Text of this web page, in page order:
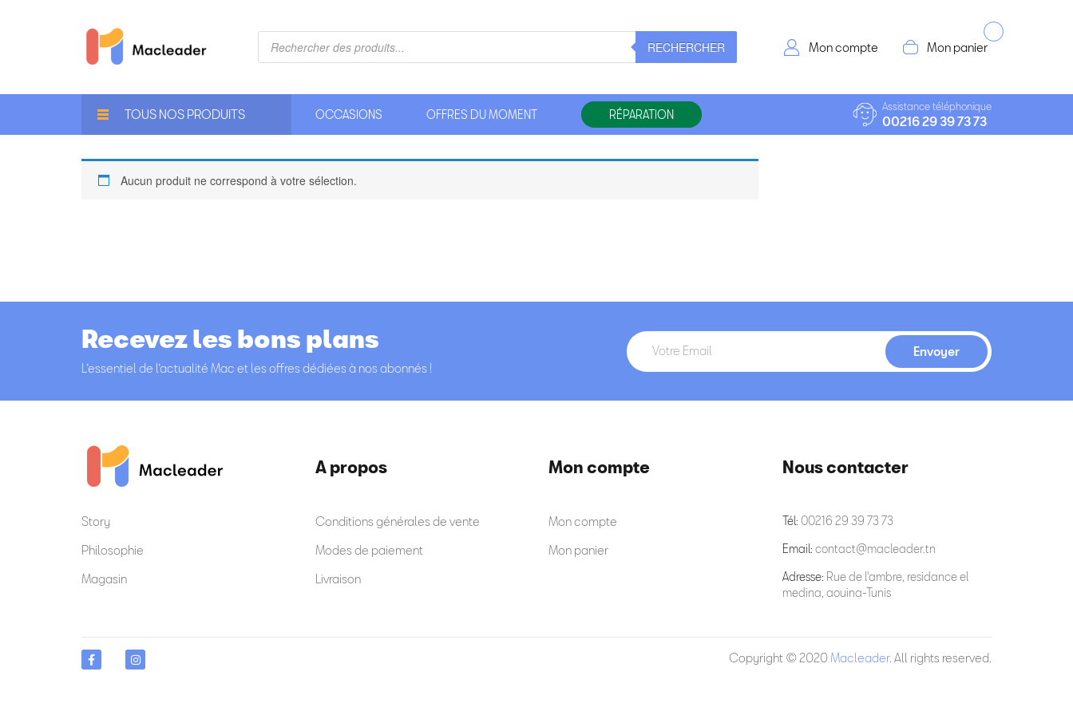
Recherche
de
produits
RECHERCHER Mon compte Mon panier
TOUS NOS PRODUITS OCCASIONS OFFRES DU MOMENT RÉPARATION
Assistance téléphonique
00216 29 39 73 73
Aucun produit ne correspond à votre sélection.
Recevez les bons plans
L’essentiel de l’actualité Mac et les offres dédiées à nos abonnés !
Story
Philosophie
Magasin
A propos
Conditions générales de vente
Modes de paiement
Livraison
Mon compte
Mon compte
Mon panier
Nous contacter
Tél: 00216 29 39 73 73
Email: contact@macleader.tn
Adresse: Rue de l'ambre, residance el
medina, aouina-Tunis
Copyright © 2020 Macleader. All rights reserved.